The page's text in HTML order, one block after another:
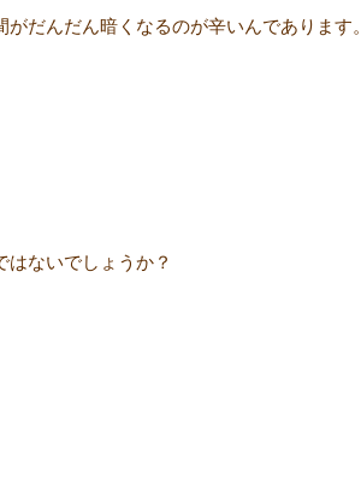
だんだん暗くなるのが辛いんであります。
ないでしょうか？